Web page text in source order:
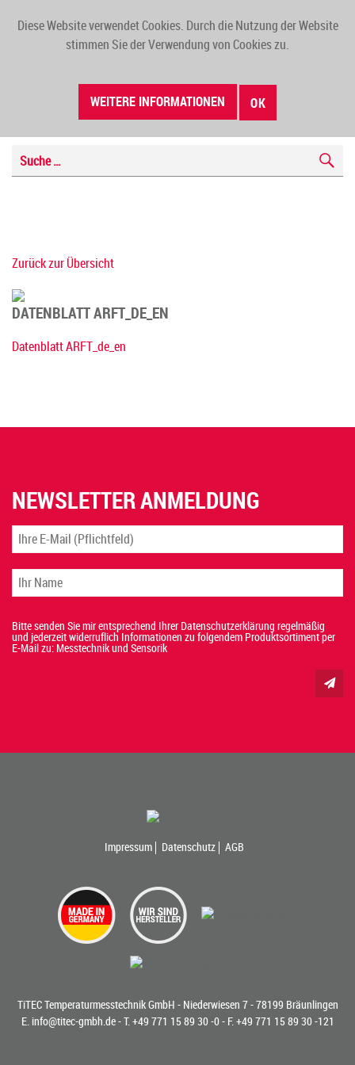
Diese Website verwendet Cookies. Durch die Nutzung der Website
stimmen Sie der Verwendung von Cookies zu.
WEITERE INFORMATIONEN OK
Zurück zur Übersicht
DATENBLATT ARFT_DE_EN
Datenblatt ARFT_de_en
NEWSLETTER ANMELDUNG
Bitte senden Sie mir entsprechend Ihrer Datenschutzerklärung regelmäßig
und jederzeit widerruflich Informationen zu folgendem Produktsortiment per
E-Mail zu: Messtechnik und Sensorik
Impressum Datenschutz AGB
TiTEC Temperaturmesstechnik GmbH - Niederwiesen 7 - 78199 Bräunlingen
E. info@titec-gmbh.de- T. +49 771 15 89 30 -0- F. +49 771 15 89 30 -121